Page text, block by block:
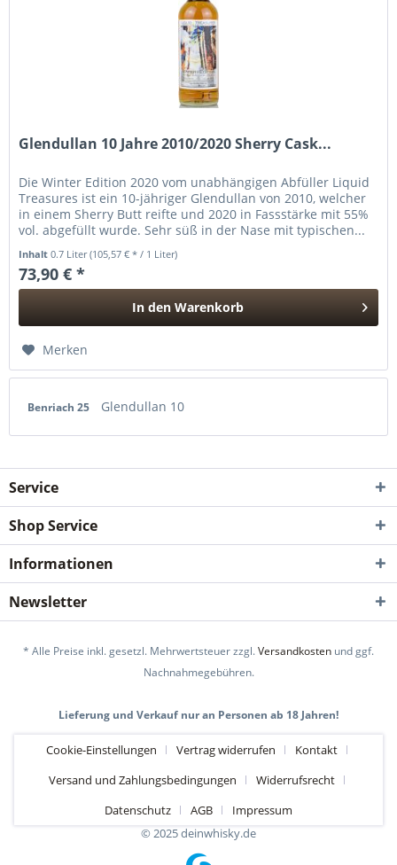
Glendullan 10 Jahre 2010/2020 Sherry Cask...
Die Winter Edition 2020 vom unabhängigen Abfüller Liquid
Treasures ist ein 10-jähriger Glendullan von 2010, welcher
in einem Sherry Butt reifte und 2020 in Fassstärke mit 55%
vol. abgefüllt wurde. Sehr süß in der Nase mit typischen...
Inhalt0.7 Liter(105,57 € * / 1 Liter)
73,90 € *
In den Warenkorb
Merken
Benriach 25 Glendullan 10
Service
Shop Service
Informationen
Newsletter
* Alle Preise inkl. gesetzl. Mehrwertsteuer zzgl.Versandkosten und ggf.
Nachnahmegebühren.
Lieferung und Verkauf nur an Personen ab 18 Jahren!
Cookie-Einstellungen Vertrag widerrufen
Kontakt
Versand und Zahlungsbedingungen
Widerrufsrecht
Datenschutz
AGB
Impressum
© 2025 deinwhisky.de